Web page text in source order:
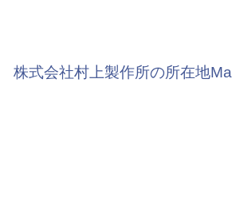
株式会社村上製作所の所在地